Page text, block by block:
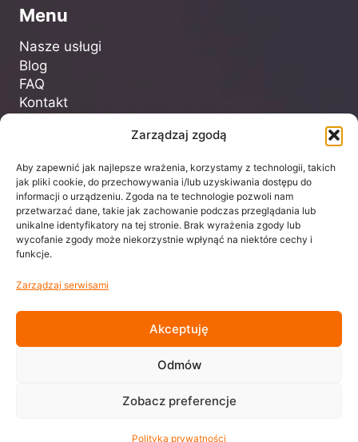
Zarządzaj zgodą
Aby zapewnić jak najlepsze wrażenia, korzystamy z technologii, takich
jak pliki cookie, do przechowywania i/lub uzyskiwania dostępu do
informacji o urządzeniu. Zgoda na te technologie pozwoli nam
przetwarzać dane, takie jak zachowanie podczas przeglądania lub
unikalne identyfikatory na tej stronie. Brak wyrażenia zgody lub
wycofanie zgody może niekorzystnie wpłynąć na niektóre cechy i
funkcje.
Zarządzaj serwisami
Akceptuję
Odmów
Zobacz preferencje
Polityka prywatności
Menu
Nasze usługi
Blog
FAQ
Kontakt
Regulamin
Polityka prywatności
biuro@centrumtheone.pl
Facebook
Instagram
TikTok